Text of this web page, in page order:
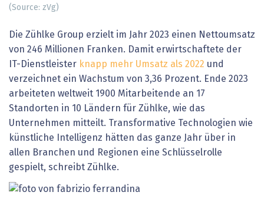
(Source: zVg)
Die Zühlke Group erzielt im Jahr 2023 einen Nettoumsatz
von 246 Millionen Franken. Damit erwirtschaftete der
IT-Dienstleister knapp mehr Umsatz als 2022 und
verzeichnet ein Wachstum von 3,36 Prozent. Ende 2023
arbeiteten weltweit 1900 Mitarbeitende an 17
Standorten in 10 Ländern für Zühlke, wie das
Unternehmen mitteilt. Transformative Technologien wie
künstliche Intelligenz hätten das ganze Jahr über in
allen Branchen und Regionen eine Schlüsselrolle
gespielt, schreibt Zühlke.